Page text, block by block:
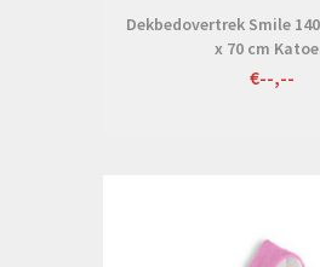
Dekbedovertrek Smile
x 70 cm
€--,--